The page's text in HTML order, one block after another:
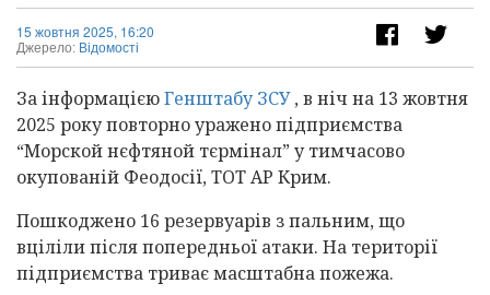
15 жовтня 2025, 16:20
Джерело: Відомості
За інформацієюГенштабу ЗСУ, в ніч на 13 жовтня
2025 року повторно уражено підприємства
“Морской нєфтяной тєрмінал” у тимчасово
окупованій Феодосії, ТОТ АР Крим.
Пошкоджено 16 резервуарів з пальним, що
вціліли після попередньої атаки. На території
підприємства триває масштабна пожежа.